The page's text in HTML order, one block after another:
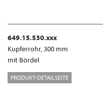
649.15.530.xxx
Kupferrohr, 300 mm
mit Bördel
PRODUKT-DETAILSEITE